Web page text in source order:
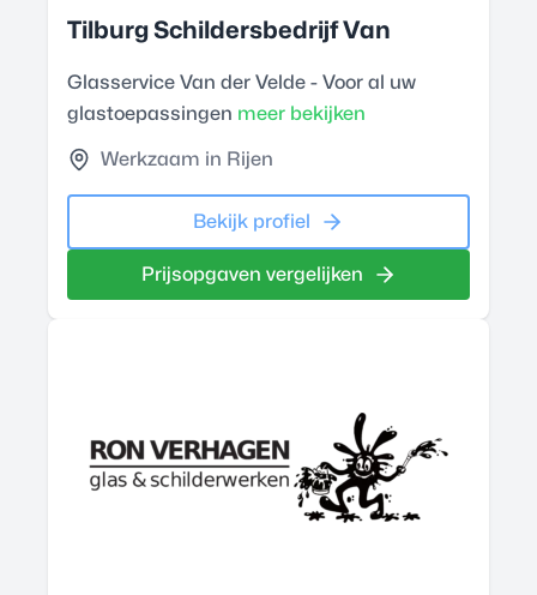
Tilburg Schildersbedrijf Van
Glasservice Van der Velde - Voor al uw
glastoepassingen meer bekijken
Werkzaam in Rijen
Bekijk profiel
Prijsopgaven vergelijken